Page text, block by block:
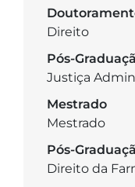
Direito
Pós-
Justiça
Mestrado
Mestrado
Pós-
Direito da